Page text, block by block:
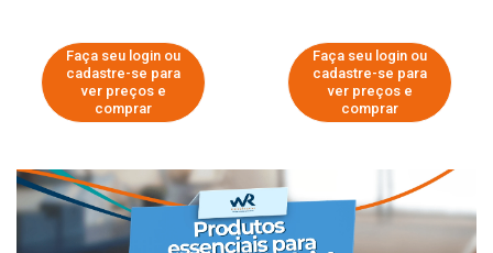
Faça seu login ou
cadastre-se para
ver preços e
comprar
Faça seu login ou
cadastre-se para
ver preços e
comprar